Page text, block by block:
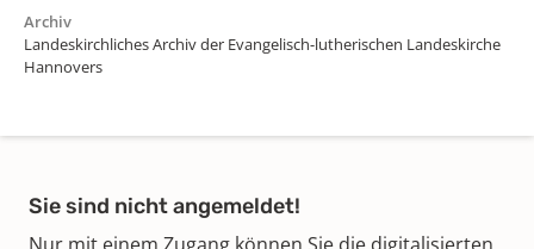
Archiv
Landeskirchliches Archiv der Evangelisch-lutherischen Landeskirche
Hannovers
Sie sind nicht angemeldet!